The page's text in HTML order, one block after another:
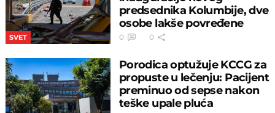
SVET
predsednika Kolumbije, dve
osobe lakše povređene
0 0
Porodica optužuje KCCG za
propuste u lečenju: Pacijent
preminuo od sepse nakon
teške upale pluća